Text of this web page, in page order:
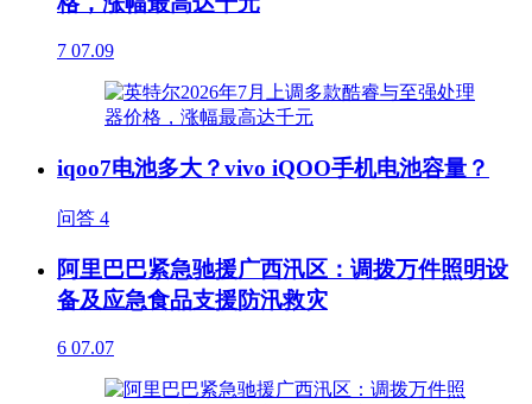
7 07.09
iqoo7电池多大？vivo iQOO手机电池容量？
问答 4
阿里巴巴紧急驰援广西汛区：调拨万件照明设
备及应急食品支援防汛救灾
6 07.07